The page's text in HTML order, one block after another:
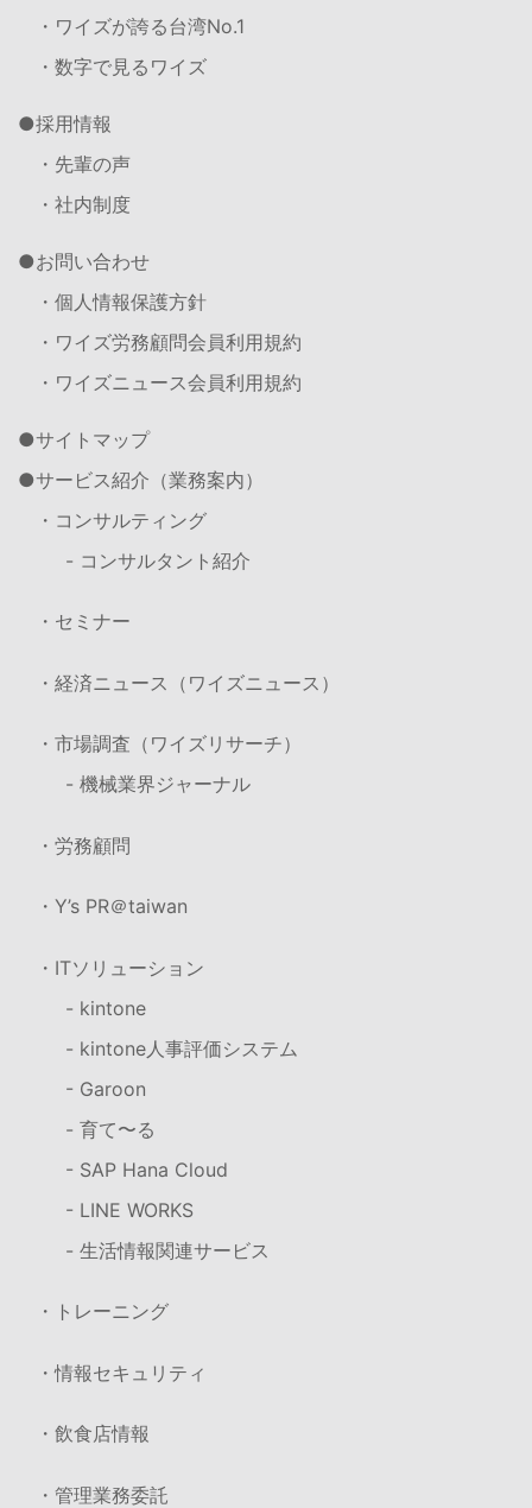
・ワイズが誇る台湾No.1
・数字で見るワイズ
採用情報
・先輩の声
・社内制度
お問い合わせ
・個人情報保護方針
・ワイズ労務顧問会員利用規約
・ワイズニュース会員利用規約
サイトマップ
サービス紹介（業務案内）
・コンサルティング
- コンサルタント紹介
・セミナー
・経済ニュース（ワイズニュース）
・市場調査（ワイズリサーチ）
- 機械業界ジャーナル
・労務顧問
・Y’s PR＠taiwan
・ITソリューション
- kintone
- kintone人事評価システム
- Garoon
- 育て〜る
- SAP Hana Cloud
- LINE WORKS
- 生活情報関連サービス
・トレーニング
・情報セキュリティ
・飲食店情報
・管理業務委託